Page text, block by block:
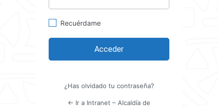
Recuérdame
¿Has olvidado tu contraseña?
← Ir a Intranet – Alcaldía de